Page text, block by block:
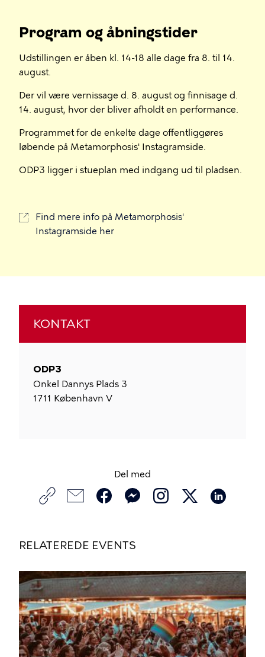
Program og åbningstider
Udstillingen er åben kl. 14-18 alle dage fra 8. til 14.
august.
Der vil være vernissage d. 8. august og finnisage d.
14. august, hvor der bliver afholdt en performance.
Programmet for de enkelte dage offentliggøres
løbende på Metamorphosis' Instagramside.
ODP3 ligger i stueplan med indgang ud til pladsen.
Find mere info på Metamorphosis'
Instagramside her
KONTAKT
ODP3
Onkel Dannys Plads 3
1711 København V
Del med
RELATEREDE EVENTS